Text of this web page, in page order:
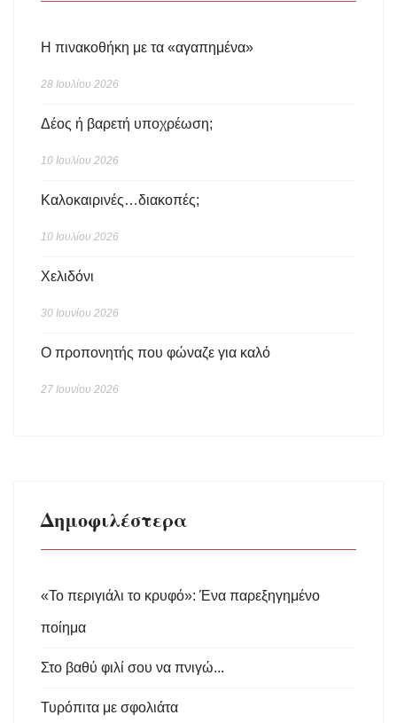
Η πινακοθήκη με τα «αγαπημένα»
28 Ιουλίου 2026
Δέος ή βαρετή υποχρέωση;
10 Ιουλίου 2026
Καλοκαιρινές…διακοπές;
10 Ιουλίου 2026
Χελιδόνι
30 Ιουνίου 2026
Ο προπονητής που φώναζε για καλό
27 Ιουνίου 2026
Δημοφιλέστερα
«Το περιγιάλι το κρυφό»: Ένα παρεξηγημένο
ποίημα
Στο βαθύ φιλί σου να πνιγώ...
Τυρόπιτα με σφολιάτα